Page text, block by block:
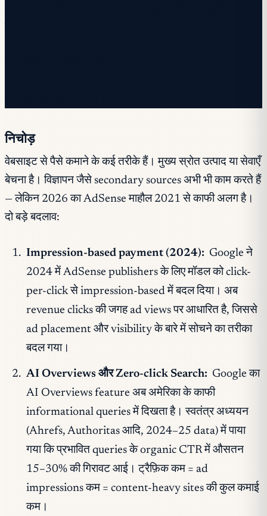
निचोड़
वेबसाइट से पैसे कमाने के कई तरीके हैं। मुख्य स्रोत उत्पाद या सेवाएँ
बेचना है। विज्ञापन जैसे secondary sources अभी भी काम करते हैं
— लेकिन 2026 का AdSense माहौल 2021 से काफी अलग है।
दो बड़े बदलाव:
Impression-based payment (2024): Google ने
2024 में AdSense publishers के लिए मॉडल को click-
per-click से impression-based में बदल दिया। अब
revenue clicks की जगह ad views पर आधारित है, जिससे
ad placement और visibility के बारे में सोचने का तरीका
बदल गया।
AI Overviews और Zero-click Search: Google का
AI Overviews feature अब अमेरिका के काफी
informational queries में दिखता है। स्वतंत्र अध्ययन
(Ahrefs, Authoritas आदि, 2024–25 data) में पाया
गया कि प्रभावित queries के organic CTR में औसतन
15–30% की गिरावट आई। ट्रैफ़िक कम = ad
impressions कम = content-heavy sites की कुल कमाई
कम।